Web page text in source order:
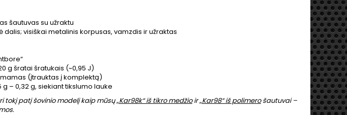
šautuvas su užraktu
dalis; visiškai metalinis korpusas, vamzdis ir užraktas
g šratai šratukais (~0,95 J)
(įtrauktas į komplektą)
g – 0,32 g, siekiant tikslumo lauke
tokį patį šovinio modelį kaip mūsų„Kar98k“ iš tikro medžioir„Kar98“ iš polimerošautuvai –